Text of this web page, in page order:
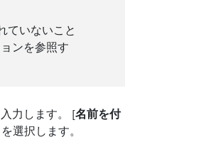
ていないこと
ンを参照す
力します。 [名前を付
選択します。